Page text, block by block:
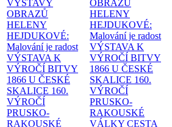
VÝSTAVY
OBRAZŮ
HELENY
HEJDUKOVÉ:
Malování je radost
VÝSTAVA K
VÝROČÍ BITVY
1866 U ČESKÉ
SKALICE 160.
VÝROČÍ
PRUSKO-
RAKOUSKÉ
OBRAZŮ
HELENY
HEJDUKOVÉ:
Malování je radost
VÝSTAVA K
VÝROČÍ BITVY
1866 U ČESKÉ
SKALICE 160.
VÝROČÍ
PRUSKO-
RAKOUSKÉ
VÁLKY CESTA